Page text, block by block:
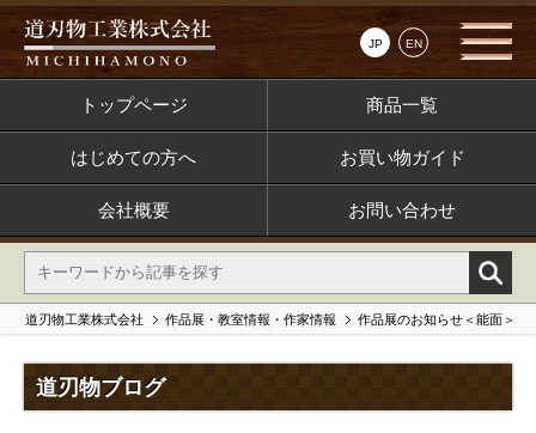
JP EN
トップページ 商品一覧
はじめての方へ お買い物ガイド
会社概要 お問い合わせ
道刃物工業株式会社 作品展・教室情報・作家情報 作品展のお知らせ＜能面＞
道刃物ブログ